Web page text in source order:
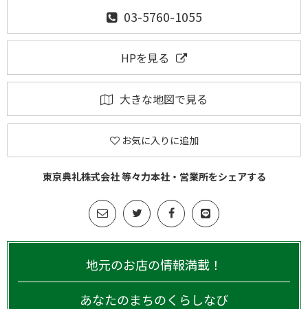
03-5760-1055
HPを見る
大きな地図で見る
お気に入りに追加
東京典礼株式会社 等々力本社・営業所をシェアする
地元のお店の情報満載！
あなたのまちのくらしなび